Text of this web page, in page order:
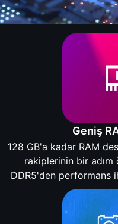
Geniş
128 GB'a kadar RAM
rakiplerinin bir adım
DDR5'den performans